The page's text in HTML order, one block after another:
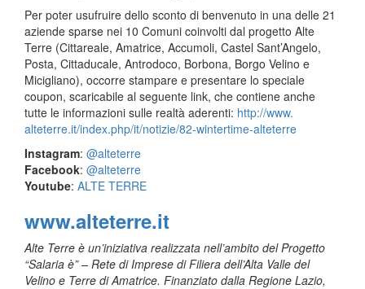
Per poter usufruire dello sconto di benvenuto in una delle 21
aziende sparse nei 10 Comuni coinvolti dal progetto Alte
Terre (Cittareale, Amatrice, Accumoli, Castel Sant’Angelo,
Posta, Cittaducale, Antrodoco, Borbona, Borgo Velino e
Micigliano), occorre stampare e presentare lo speciale
coupon, scaricabile al seguente link, che contiene anche
tutte le informazioni sulle realtà aderenti: http://www.
alteterre.it/index.php/it/notizie/82-wintertime-alteterre
Instagram: @alteterre
Facebook: @alteterre
Youtube: ALTE TERRE
www.alteterre.it
Alte Terre è un’iniziativa realizzata nell’ambito del Progetto
“Salaria è” – Rete di Imprese di Filiera dell’Alta Valle del
Velino e Terre di Amatrice. Finanziato dalla Regione Lazio,